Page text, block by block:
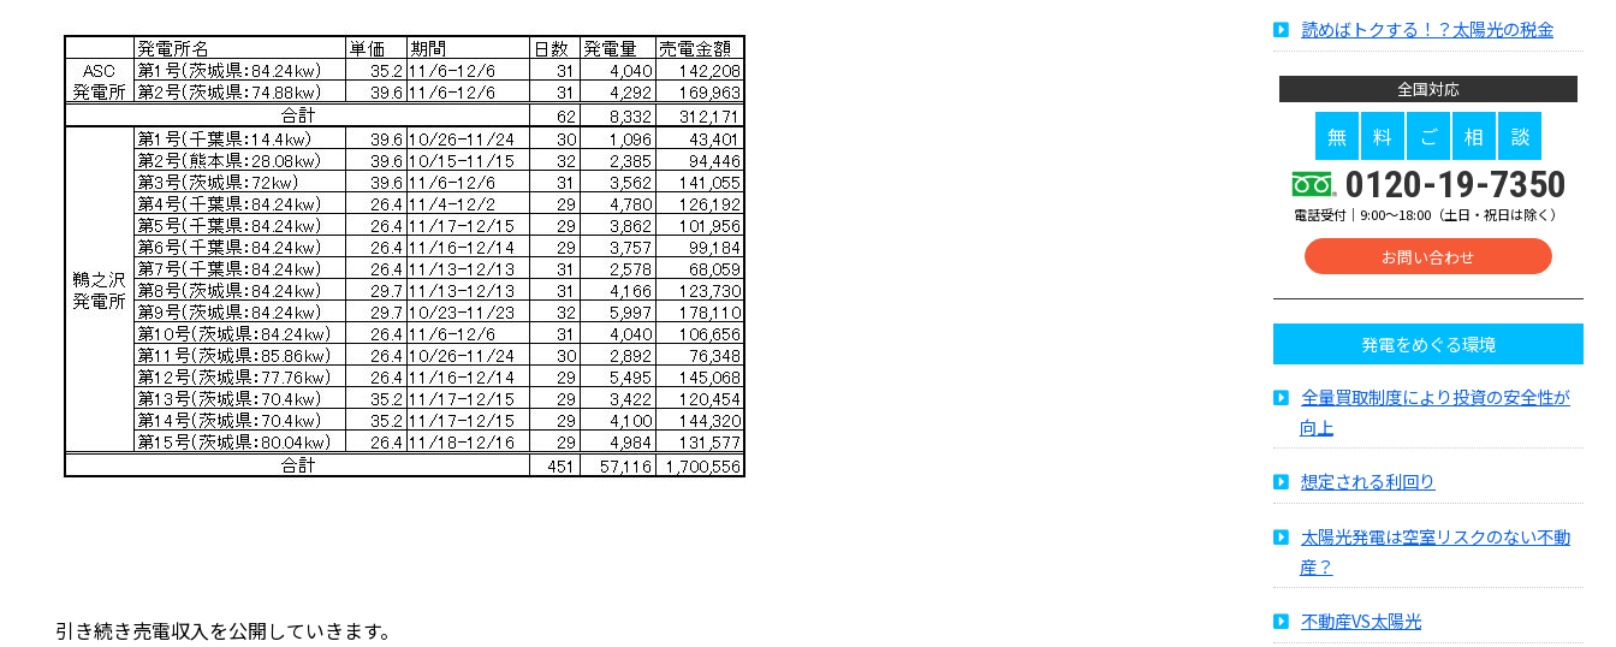
引き続き売電収入を公開していきます。
読めばトクする！？太陽光の税金
全国対応
無 料 ご 相 談
0120-19-7350
電話受付｜9:00～18:00（土日・祝日は除く）
お問い合わせ
発電をめぐる環境
全量買取制度により投資の安全性が
向上
想定される利回り
太陽光発電は空室リスクのない不動
産？
不動産VS太陽光